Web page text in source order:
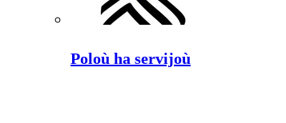
Poloù ha servijoù